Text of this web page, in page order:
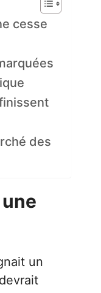
cesse
des
un